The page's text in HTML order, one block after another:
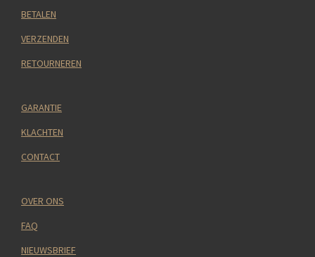
BETALEN
VERZENDEN
RETOURNEREN
GARANTIE
KLACHTEN
CONTACT
OVER ONS
FAQ
NIEUWSBRIEF